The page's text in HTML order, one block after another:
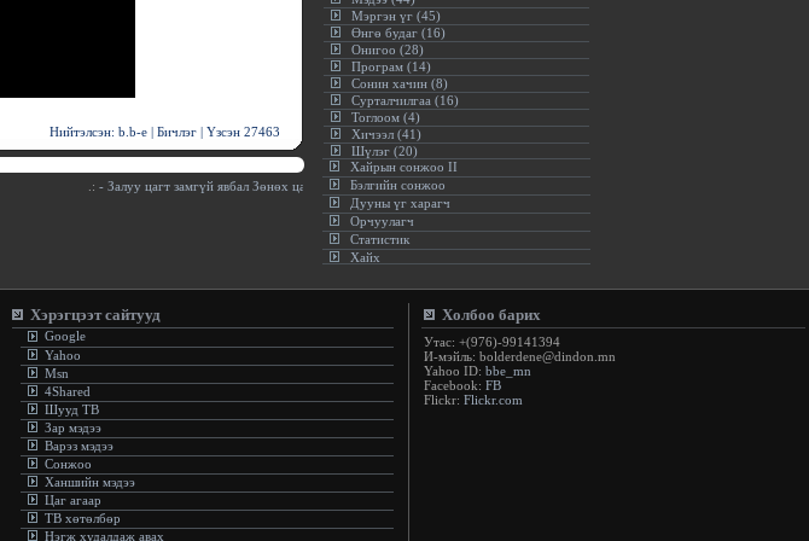
Нийтэлсэн: b.b-e | Бичлэг | Үзсэн 27463
- Залуу цагт замгүй явбал Зөнөх цагт зовлон учирна(Монгол ардын зүйр цэцэн үгс)
Мэргэн үг (45)
Өнгө будаг (16)
Онигоо (28)
Програм (14)
Сонин хачин (8)
Сурталчилгаа (16)
Тоглоом (4)
Хичээл (41)
Шүлэг (20)
Хайрын сонжоо II
Бэлгийн сонжоо
Дууны үг харагч
Орчуулагч
Статистик
Хайх
Хэрэгцээт сайтууд
Google
Yahoo
Msn
4Shared
Шууд ТВ
Зар мэдээ
Варэз мэдээ
Сонжоо
Ханшийн мэдээ
Цаг агаар
ТВ хөтөлбөр
Нэгж худалдаж авах
Холбоо барих
Утас: +(976)-99141394
И-мэйль: bolderdene@dindon.mn
Yahoo ID: bbe_mn
Facebook: FB
Flickr: Flickr.com